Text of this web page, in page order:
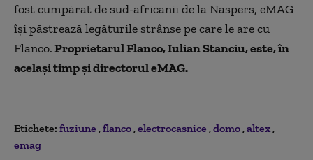
fost cumpărat de sud-africanii de la Naspers, eMAG
își păstrează legăturile strânse pe care le are cu
Flanco.Proprietarul Flanco, Iulian Stanciu, este, în
același timp și directorul eMAG.
Etichete: fuziune flanco electrocasnice domo altex
emag